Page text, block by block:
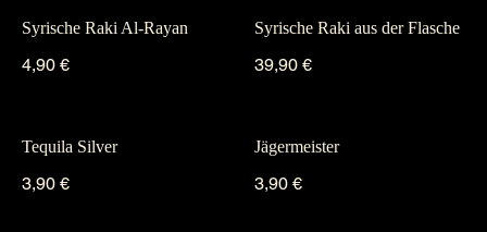
Syrische Raki Al-Rayan
4,90 €
Syrische Raki aus der Flasche
39,90 €
Tequila Silver
3,90 €
Jägermeister
3,90 €